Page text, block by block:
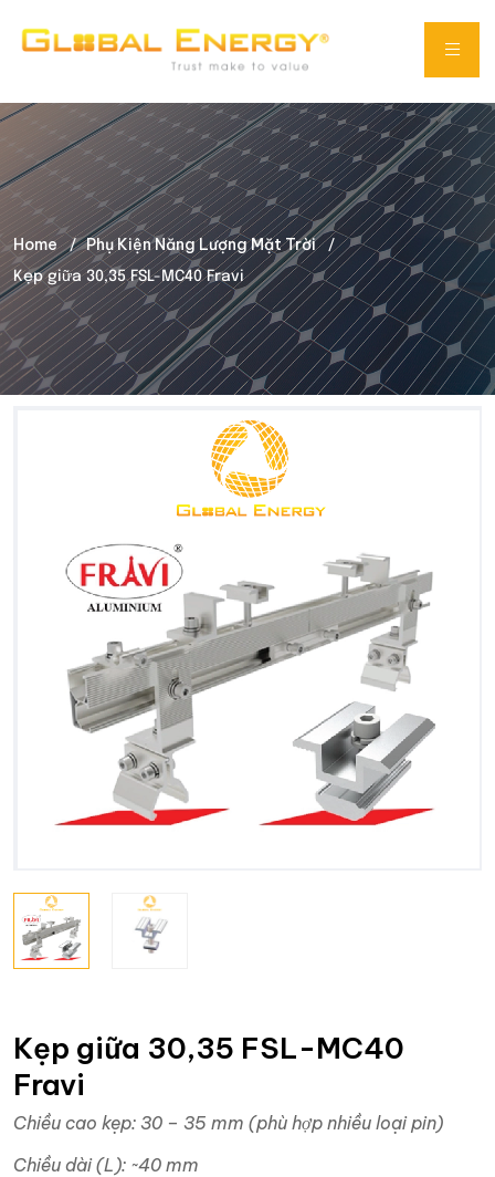
Home Phụ Kiện Năng Lượng Mặt Trời
Kẹp giữa 30,35 FSL-MC40 Fravi
Kẹp giữa 30,35 FSL-MC40
Fravi
Chiều cao kẹp: 30 – 35 mm (phù hợp nhiều loại pin)
Chiều dài (L): ~40 mm